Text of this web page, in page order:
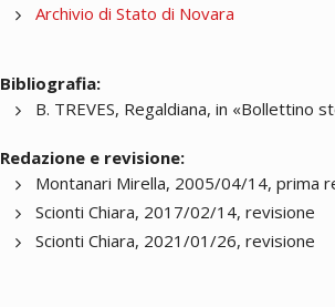
Archivio di Stato di Novara
Bibliografia:
B. TREVES, Regaldiana, in «Bollettino
Redazione e revisione:
Montanari Mirella, 2005/04/14, prima
Scionti Chiara, 2017/02/14, revisione
Scionti Chiara, 2021/01/26, revisione